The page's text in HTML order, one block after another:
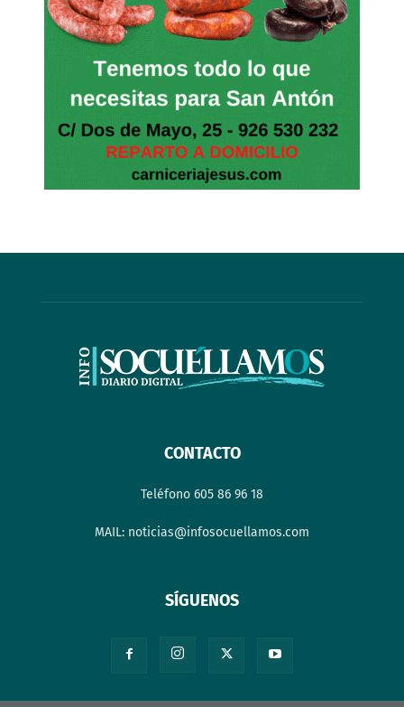
CONTACTO
Teléfono 605 86 96 18
MAIL: noticias@infosocuellamos.com
SÍGUENOS